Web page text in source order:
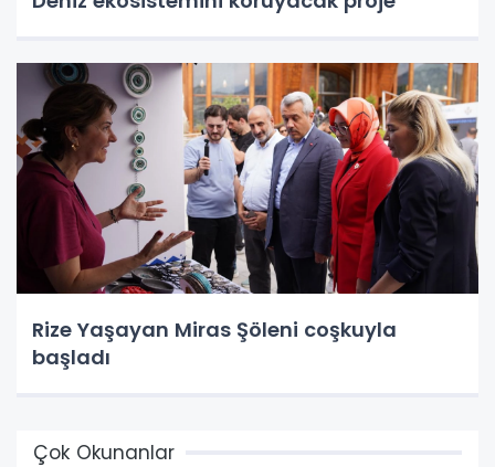
Rize Yaşayan Miras Şöleni coşkuyla
başladı
Çok Okunanlar